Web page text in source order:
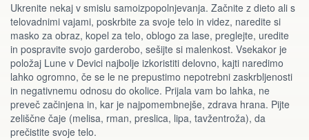
Ukrenite nekaj v smislu samoizpopolnjevanja. Začnite z dieto ali s
telovadnimi vajami, poskrbite za svoje telo in videz, naredite si
masko za obraz, kopel za telo, oblogo za lase, preglejte, uredite
in pospravite svojo garderobo, sešijte si malenkost. Vsekakor je
položaj Lune v Devici najbolje izkoristiti delovno, kajti naredimo
lahko ogromno, če se le ne prepustimo nepotrebni zaskrbljenosti
in negativnemu odnosu do okolice. Prijala vam bo lahka, ne
preveč začinjena in, kar je najpomembnejše, zdrava hrana. Pijte
zeliščne čaje (melisa, rman, preslica, lipa, tavžentroža), da
prečistite svoje telo.